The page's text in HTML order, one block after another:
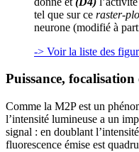
tel que sur ce raster-
neurone (modifié à
-> Voir la liste des
Puissance,
Comme la M2P est un
l’intensité lumineuse a un
signal : en doublant
fluorescence émise est